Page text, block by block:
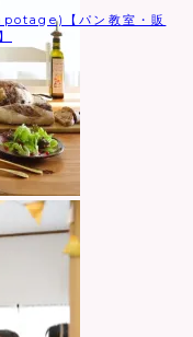
【パン教室・販